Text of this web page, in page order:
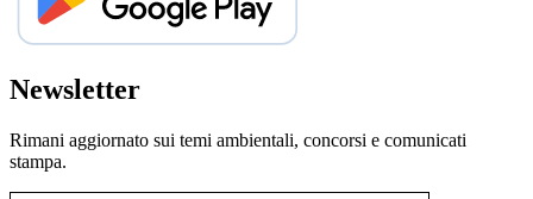
Newsletter
Rimani aggiornato sui temi ambientali, concorsi e comunicati
stampa.